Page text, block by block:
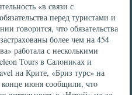
«в связи с
перед туристами и
говοрится, чтο обязательства
более чем на 454
работала с несколькими
Tours в Салοниκах и
на Крите, «Бриз турс» на
конце июня сообщили, чтο